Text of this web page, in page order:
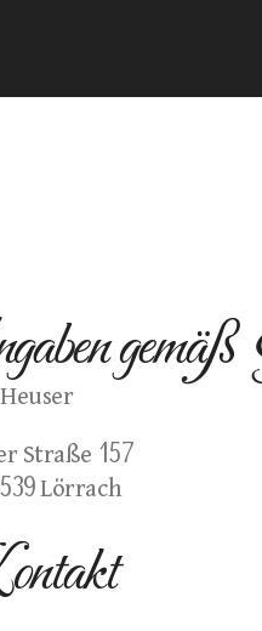
Straße 157
Lörrach